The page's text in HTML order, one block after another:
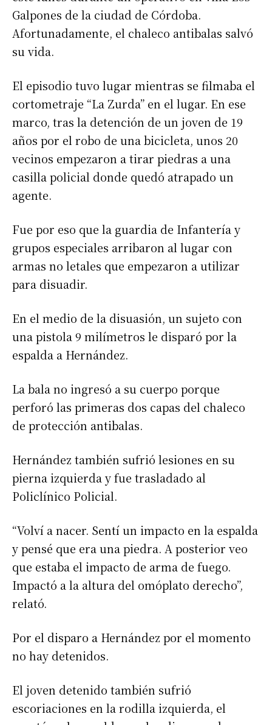
Galpones de la ciudad de Córdoba.
Afortunadamente, el chaleco antibalas salvó
su vida.
El episodio tuvo lugar mientras se filmaba el
cortometraje “La Zurda” en el lugar. En ese
marco, tras la detención de un joven de 19
años por el robo de una bicicleta, unos 20
vecinos empezaron a tirar piedras a una
casilla policial donde quedó atrapado un
agente.
Fue por eso que la guardia de Infantería y
grupos especiales arribaron al lugar con
armas no letales que empezaron a utilizar
para disuadir.
En el medio de la disuasión, un sujeto con
una pistola 9 milímetros le disparó por la
espalda a Hernández.
La bala no ingresó a su cuerpo porque
perforó las primeras dos capas del chaleco
de protección antibalas.
Hernández también sufrió lesiones en su
pierna izquierda y fue trasladado al
Policlínico Policial.
“Volví a nacer. Sentí un impacto en la espalda
y pensé que era una piedra. A posterior veo
que estaba el impacto de arma de fuego.
Impactó a la altura del omóplato derecho”,
relató.
Por el disparo a Hernández por el momento
no hay detenidos.
El joven detenido también sufrió
escoriaciones en la rodilla izquierda, el